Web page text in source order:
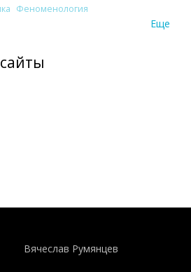
Феноменология
Еще
Вячеслав Румянцев